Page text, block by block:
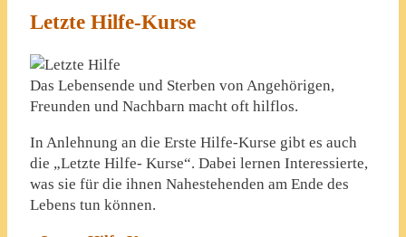
Letzte Hilfe-Kurse
Das Lebensende und Sterben von Angehörigen,
Freunden und Nachbarn macht oft hilflos.
In Anlehnung an die Erste Hilfe-Kurse gibt es auch
die „Letzte Hilfe- Kurse“. Dabei lernen Interessierte,
was sie für die ihnen Nahestehenden am Ende des
Lebens tun können.